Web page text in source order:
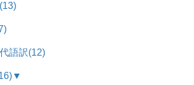
(13)
語訳(12)
▼